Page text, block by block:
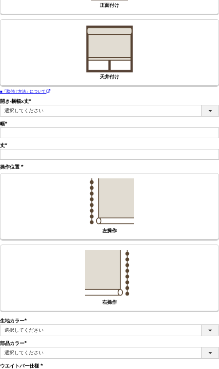
正面付け
天井付け
■「取付け方法」について
開き-横幅x丈
(必
須)
幅
須)
丈
須)
操作位置
(必
左操作
右操作
生地カラー
(必
須)
部品カラー
(必
須)
ウエイトバー仕様